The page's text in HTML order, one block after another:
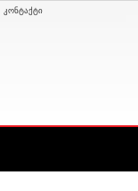
კონტაქტი